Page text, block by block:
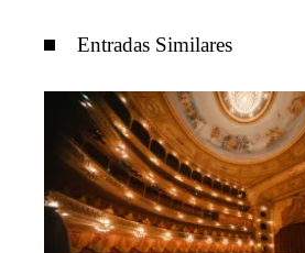
Entradas Similares